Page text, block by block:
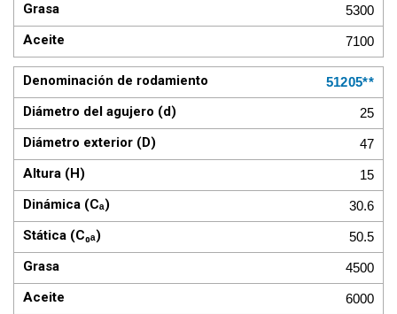
5300
7100
51205**
25
47
15
30.6
50.5
4500
6000